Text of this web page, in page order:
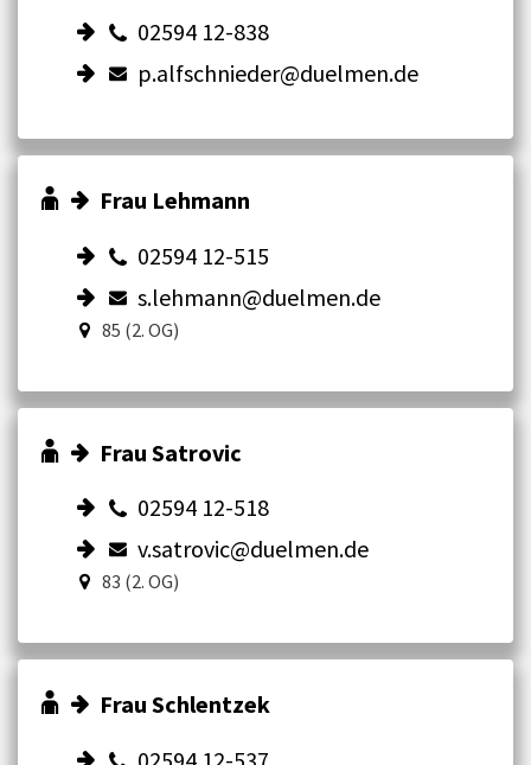
02594 12-838
p.alfschnieder@duelmen.de
Frau Lehmann
02594 12-515
s.lehmann@duelmen.de
85 (2. OG)
Frau Satrovic
02594 12-518
v.satrovic@duelmen.de
83 (2. OG)
Frau Schlentzek